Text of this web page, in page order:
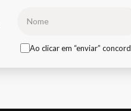
Ao clicar em “enviar”